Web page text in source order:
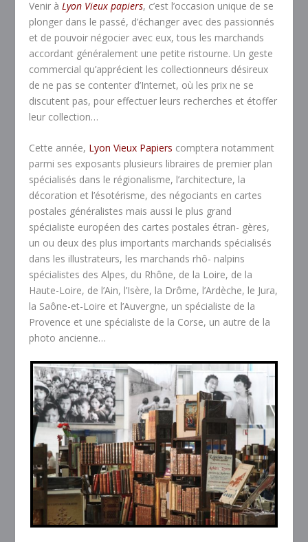
Venir à Lyon Vieux papiers, c’est l’occasion unique de se
plonger dans le passé, d’échanger avec des passionnés
et de pouvoir négocier avec eux, tous les marchands
accordant généralement une petite ristourne. Un geste
commercial qu’apprécient les collectionneurs désireux
de ne pas se contenter d’Internet, où les prix ne se
discutent pas, pour effectuer leurs recherches et étoffer
leur collection…
Cette année, Lyon Vieux Papiers comptera notamment
parmi ses exposants plusieurs libraires de premier plan
spécialisés dans le régionalisme, l’architecture, la
décoration et l’ésotérisme, des négociants en cartes
postales généralistes mais aussi le plus grand
spécialiste européen des cartes postales étran- gères,
un ou deux des plus importants marchands spécialisés
dans les illustrateurs, les marchands rhô- nalpins
spécialistes des Alpes, du Rhône, de la Loire, de la
Haute-Loire, de l’Ain, l’Isère, la Drôme, l’Ardèche, le Jura,
la Saône-et-Loire et l’Auvergne, un spécialiste de la
Provence et une spécialiste de la Corse, un autre de la
photo ancienne…